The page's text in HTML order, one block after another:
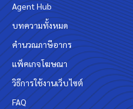
Agent Hub
บทความทั้งหมด
คำนวณภาษีอากร
แพ็คเกจโฆษณา
วิธีการใช้งานเว็บไซต์
FAQ